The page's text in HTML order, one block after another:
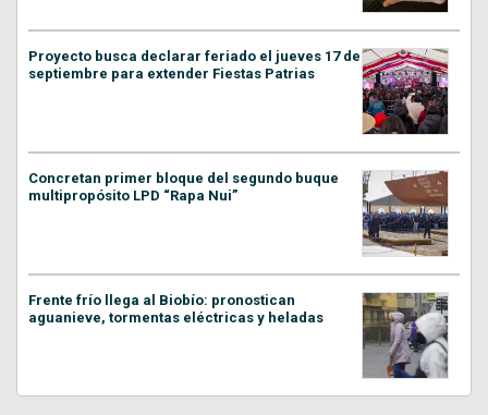
Proyecto busca declarar feriado el jueves 17 de
septiembre para extender Fiestas Patrias
Concretan primer bloque del segundo buque
multipropósito LPD “Rapa Nui”
Frente frío llega al Biobío: pronostican
aguanieve, tormentas eléctricas y heladas